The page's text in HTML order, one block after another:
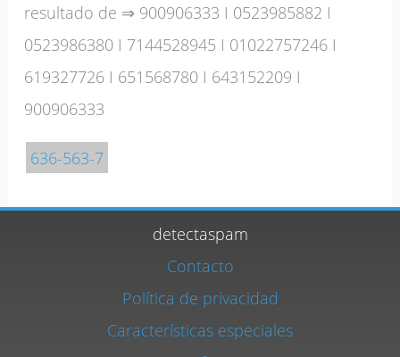
resultado de ⇒ 900906333 I 0523985882 I
0523986380 I 7144528945 I 01022757246 I
619327726 I 651568780 I 643152209 I
900906333
636-563-7
detectaspam
Contacto
Política de privacidad
Características especiales